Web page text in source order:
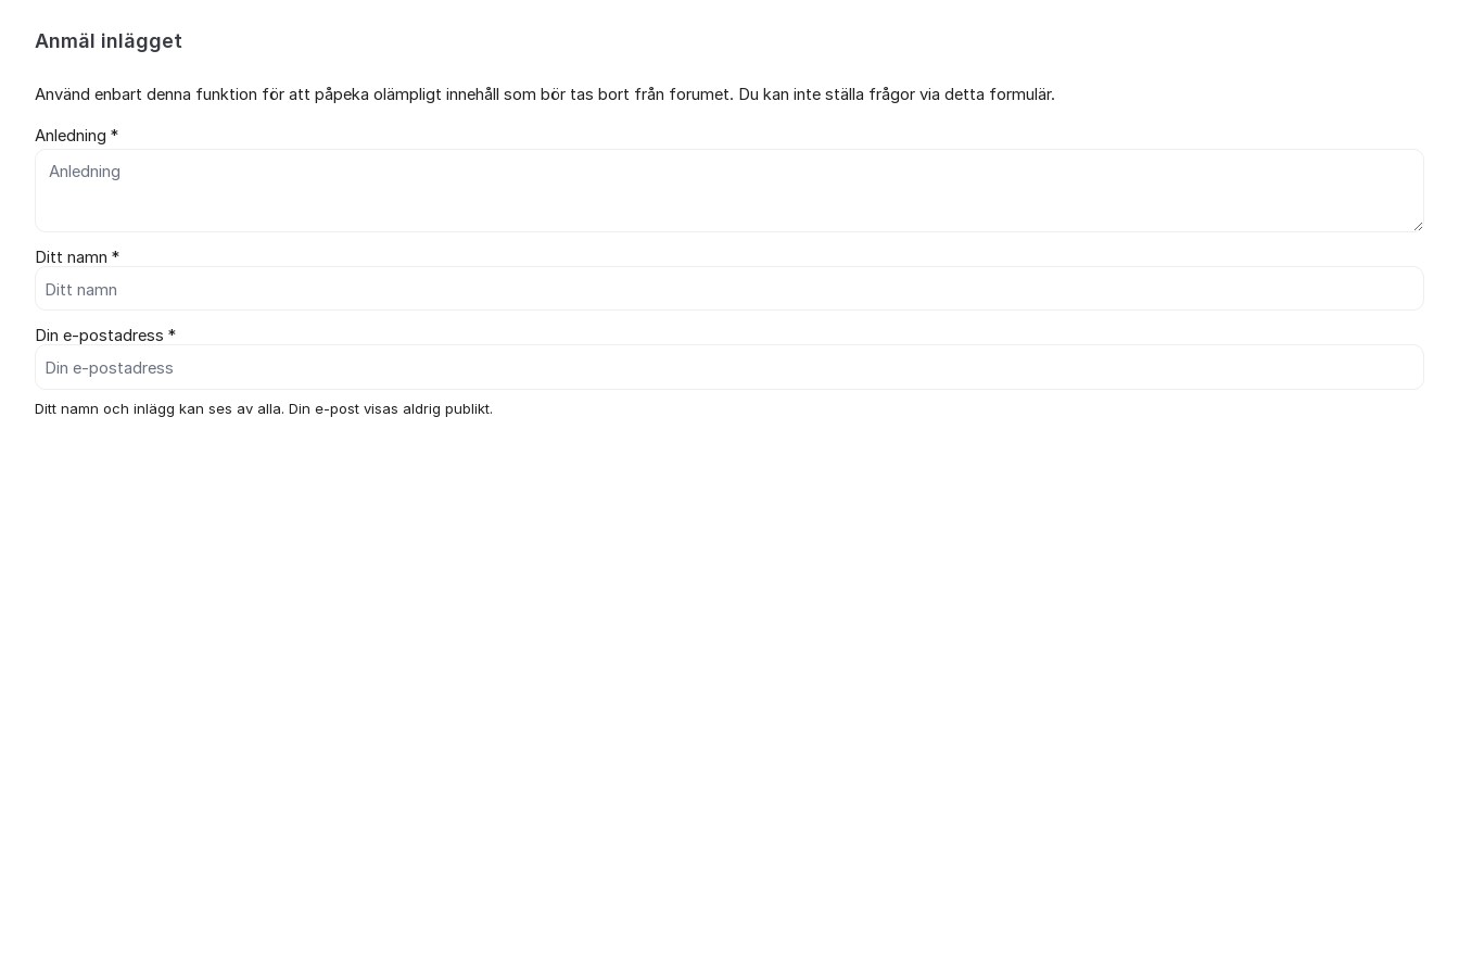
Anmäl inlägget
Använd enbart denna funktion för att påpeka olämpligt innehåll som bör tas bort från forumet. Du kan inte ställa frågor via detta formulär.
Anledning *
Ditt namn *
Din e-postadress *
Ditt namn och inlägg kan ses av alla. Din e-post visas aldrig publikt.